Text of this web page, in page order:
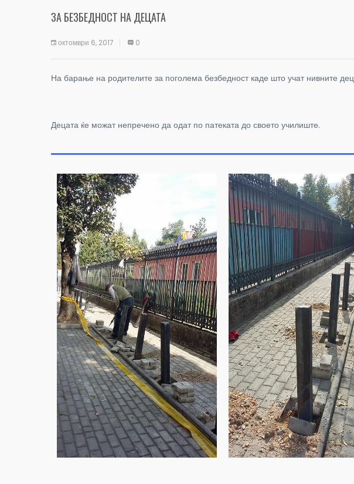
ЗА БЕЗБЕДНОСТ НА ДЕЦАТА
октомври 6, 2017 0
На барање на родителите за поголема безбедност каде што учат нивните
Децата ќе можат непречено да одат по патеката до своето училиште.